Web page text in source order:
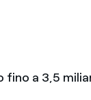
fino a 3,5